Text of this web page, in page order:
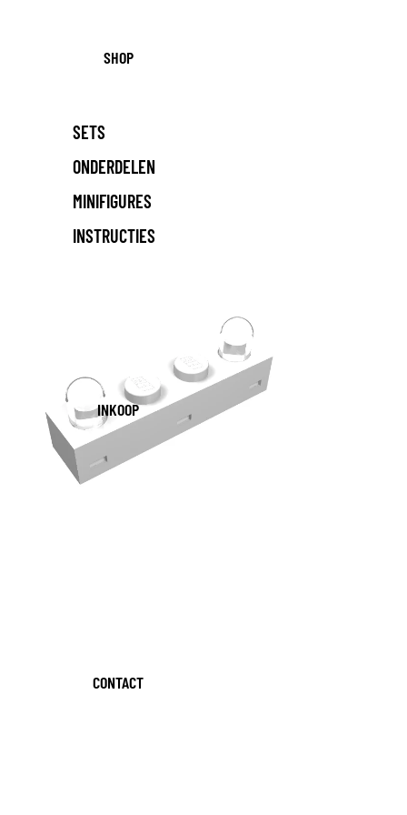
SHOP
SETS
ONDERDELEN
MINIFIGURES
INSTRUCTIES
INKOOP
CONTACT